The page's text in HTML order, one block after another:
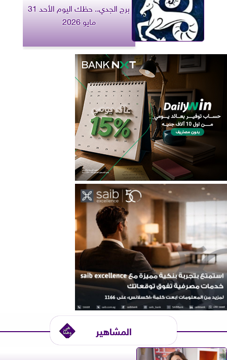
برج الجدي.. حظك اليوم الأحد 31
مايو 2026
المشاهير